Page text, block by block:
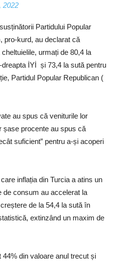
2022
Partidului Popular
pro-kurd, au declarat că
urmați de 80,4 la
İYİ și 73,4 la sută pentru
Partidul Popular Republican (
au spus că veniturile lor
șase procente au spus că
suficient” pentru a-și acoperi
inflația din Turcia a atins un
de consum au accelerat la
de la 54,4 la sută în
extinzând un maxim de
din valoare anul trecut și